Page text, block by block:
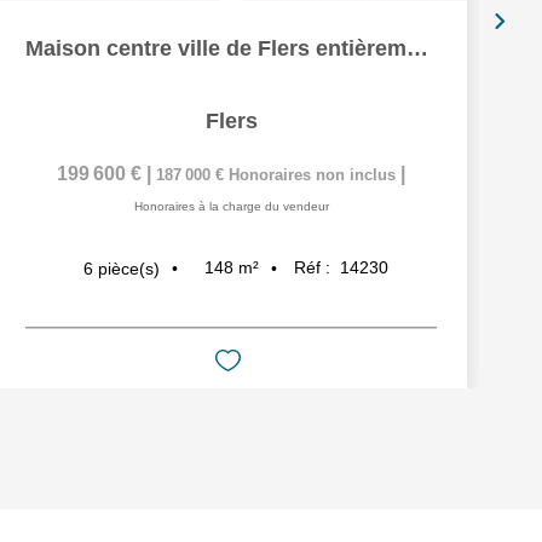
Maison centre ville de Flers entièrement rénovée
Flers
199 600 € 187 000 € Honoraires non inclus
Honoraires à la charge du vendeur
6 pièce(s) 148 m² Réf : 14230